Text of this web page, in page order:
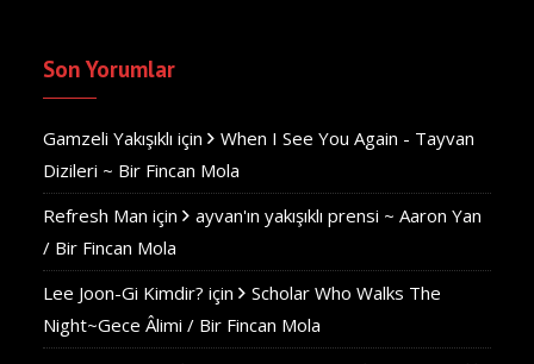
Son Yorumlar
Gamzeli Yakışıklı için
When I See You Again - Tayvan
Dizileri ~ Bir Fincan Mola
Refresh Man için
ayvan'ın yakışıklı prensi ~ Aaron Yan
/ Bir Fincan Mola
Lee Joon-Gi Kimdir? için
Scholar Who Walks The
Night~Gece Âlimi / Bir Fincan Mola